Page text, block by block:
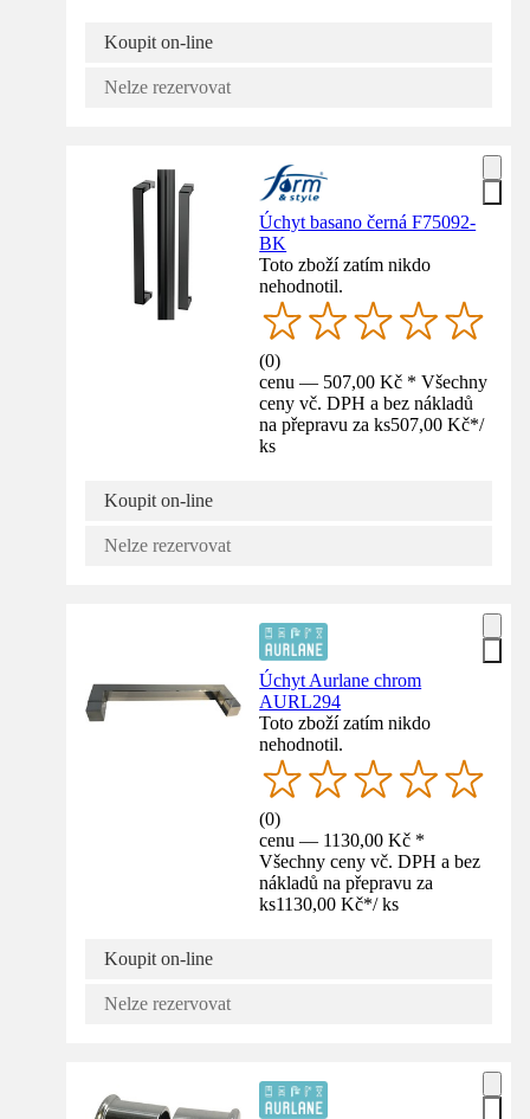
Koupit on-line
Nelze rezervovat
Úchyt basano černá F75092-
BK
Toto zboží zatím nikdo
nehodnotil.
(0)
cenu — 507,00 Kč * Všechny
ceny vč. DPH a bez nákladů
na přepravu za ks507,00 Kč*/
ks
Koupit on-line
Nelze rezervovat
Úchyt Aurlane chrom
AURL294
Toto zboží zatím nikdo
nehodnotil.
(0)
cenu — 1130,00 Kč *
Všechny ceny vč. DPH a bez
nákladů na přepravu za
ks1130,00 Kč*/ ks
Koupit on-line
Nelze rezervovat